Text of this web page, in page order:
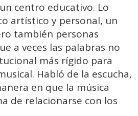
centro educativo. Lo
artístico y personal, un
también personas
a veces las palabras no
más rígido para
Habló de la escucha,
en que la música
de relacionarse con los